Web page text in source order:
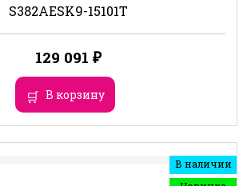
S382AESK9-15101T
129 091 ₽
В корзину
В наличии